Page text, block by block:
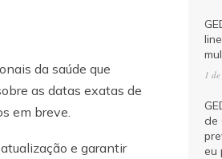
da saúde que
as datas exatas de
em breve.
e garantir
1
de
eu